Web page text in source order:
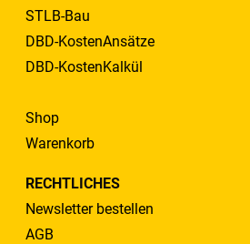
STLB-Bau
DBD-KostenAnsätze
DBD-KostenKalkül
Shop
Warenkorb
RECHTLICHES
Newsletter bestellen
AGB